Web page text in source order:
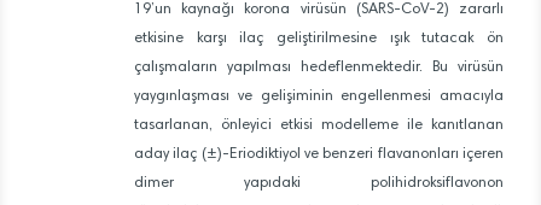
19’un kaynağı korona virüsün (SARS-CoV-2) zararlı
etkisine karşı ilaç geliştirilmesine ışık tutacak ön
çalışmaların yapılması hedeflenmektedir. Bu virüsün
yaygınlaşması ve gelişiminin engellenmesi amacıyla
tasarlanan, önleyici etkisi modelleme ile kanıtlanan
aday ilaç (±)-Eriodiktiyol ve benzeri flavanonları içeren
dimer yapıdaki polihidroksiflavonon